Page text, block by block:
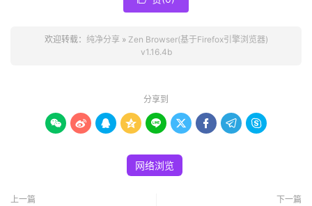
欢迎转载： 纯净分享 » Zen Browser(基于Firefox引擎浏览器)
v1.16.4b
分享到
        
网络浏览
上一篇 下一篇